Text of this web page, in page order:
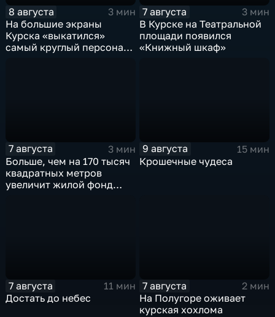
8 августа
3 мин
На большие экраны
Курска «выкатился»
самый круглый персонаж
7 августа
3 мин
В Курске на Театральной
площади появился
«Книжный шкаф»
7 августа
3 мин
Больше, чем на 170 тысяч
квадратных метров
увеличит жилой фонд
9 августа
15 мин
Крошечные чудеса
7 августа
11 мин
Достать до небес
7 августа
2 мин
На Полугоре оживает
курская хохлома